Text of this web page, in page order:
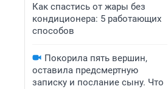
Как спастись от жары без
кондиционера: 5 работающих
способов
Покорила пять вершин,
оставила предсмертную
записку и послание сыну. Что